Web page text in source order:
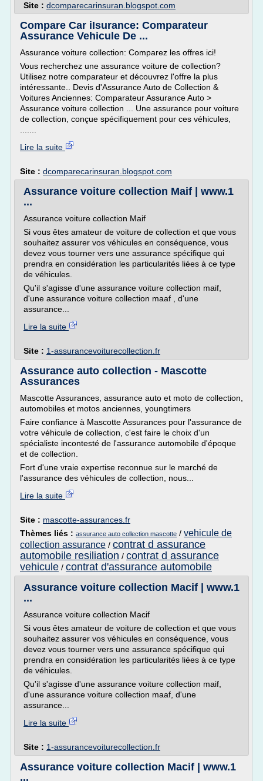
Site : dcomparecarinsuran.blogspot.com
Compare Car iIsurance: Comparateur
Assurance Vehicule De ...
Assurance voiture collection: Comparez les offres ici!
Vous recherchez une assurance voiture de collection?
Utilisez notre comparateur et découvrez l'offre la plus
intéressante.. Devis d'Assurance Auto de Collection &
Voitures Anciennes: Comparateur Assurance Auto >
Assurance voiture collection ... Une assurance pour voiture
de collection, conçue spécifiquement pour ces véhicules,
Lire la suite
Site : dcomparecarinsuran.blogspot.com
Assurance voiture collection Maif | www.1
...
Assurance voiture collection Maif
Si vous êtes amateur de voiture de collection et que vous
souhaitez assurer vos véhicules en conséquence, vous
devez vous tourner vers une assurance spécifique qui
prendra en considération les particularités liées à ce type
de véhicules.
Qu'il s'agisse d'une assurance voiture collection maif,
d'une assurance voiture collection maaf , d'une
assurance...
Lire la suite
Site : 1-assurancevoiturecollection.fr
Assurance auto collection - Mascotte
Assurances
Mascotte Assurances, assurance auto et moto de collection,
automobiles et motos anciennes, youngtimers
Faire confiance à Mascotte Assurances pour l'assurance de
votre véhicule de collection, c'est faire le choix d'un
spécialiste incontesté de l'assurance automobile d'époque
et de collection.
Fort d'une vraie expertise reconnue sur le marché de
l'assurance des véhicules de collection, nous...
Lire la suite
Site : mascotte-assurances.fr
Thèmes liés : assurance auto collection mascotte / vehicule de
collection assurance / contrat d assurance
automobile resiliation / contrat d assurance
vehicule / contrat d'assurance automobile
Assurance voiture collection Macif | www.1
...
Assurance voiture collection Macif
Si vous êtes amateur de voiture de collection et que vous
souhaitez assurer vos véhicules en conséquence, vous
devez vous tourner vers une assurance spécifique qui
prendra en considération les particularités liées à ce type
de véhicules.
Qu'il s'agisse d'une assurance voiture collection maif,
d'une assurance voiture collection maaf, d'une
assurance...
Lire la suite
Site : 1-assurancevoiturecollection.fr
Assurance voiture collection Macif | www.1
...